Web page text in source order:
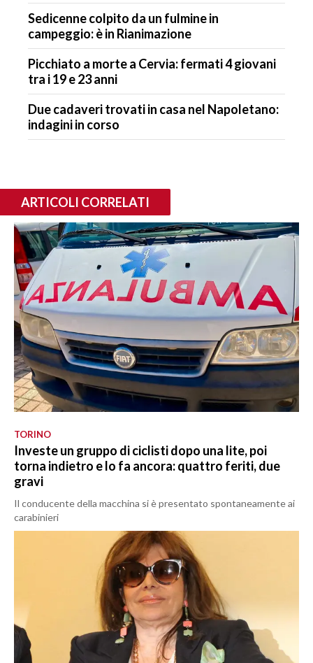
Sedicenne colpito da un fulmine in
campeggio: è in Rianimazione
Picchiato a morte a Cervia: fermati 4 giovani
tra i 19 e 23 anni
Due cadaveri trovati in casa nel Napoletano:
indagini in corso
ARTICOLI CORRELATI
TORINO
Investe un gruppo di ciclisti dopo una lite, poi
torna indietro e lo fa ancora: quattro feriti, due
gravi
Il conducente della macchina si è presentato spontaneamente ai
carabinieri